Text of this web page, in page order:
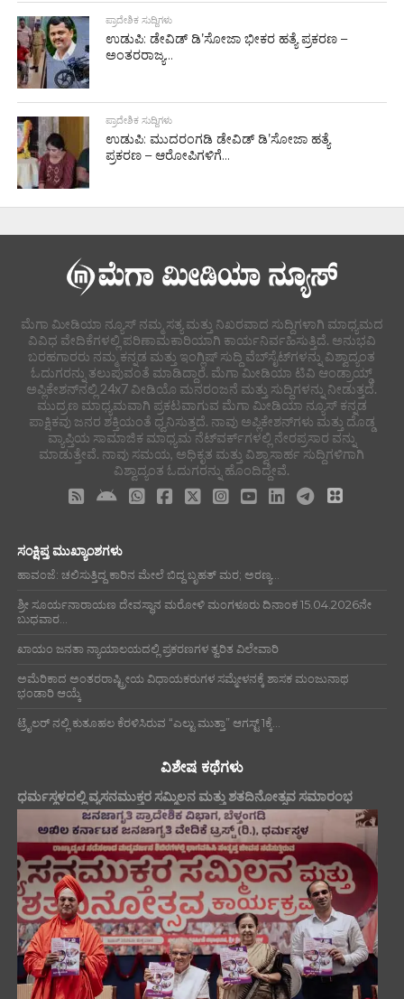
ಪ್ರಾದೇಶಿಕ ಸುದ್ದಿಗಳು
ಉಡುಪಿ: ಡೇವಿಡ್ ಡಿ’ಸೋಜಾ ಭೀಕರ ಹತ್ಯೆ ಪ್ರಕರಣ –
ಅಂತರರಾಜ್ಯ...
ಪ್ರಾದೇಶಿಕ ಸುದ್ದಿಗಳು
ಉಡುಪಿ: ಮುದರಂಗಡಿ ಡೇವಿಡ್ ಡಿ’ಸೋಜಾ ಹತ್ಯೆ
ಪ್ರಕರಣ – ಆರೋಪಿಗಳಿಗೆ...
ಮೆಗಾ ಮೀಡಿಯಾ ನ್ಯೂಸ್ ನಮ್ಮ ಸತ್ಯ ಮತ್ತು ನಿಖರವಾದ ಸುದ್ದಿಗಳಾಗಿ ಮಾಧ್ಯಮದ
ವಿವಿಧ ವೇದಿಕೆಗಳಲ್ಲಿ ಪರಿಣಾಮಕಾರಿಯಾಗಿ ಕಾರ್ಯನಿರ್ವಹಿಸುತ್ತಿದೆ. ಅನುಭವಿ
ಬರಹಗಾರರು ನಮ್ಮ ಕನ್ನಡ ಮತ್ತು ಇಂಗ್ಲಿಷ್ ಸುದ್ದಿ ವೆಬ್‌ಸೈಟ್‌ಗಳನ್ನು ವಿಶ್ವಾದ್ಯಂತ
ಓದುಗರನ್ನು ತಲುಪುವಂತೆ ಮಾಡಿದ್ದಾರೆ. ಮೆಗಾ ಮೀಡಿಯಾ ಟಿವಿ ಆಂಡ್ರಾಯ್ಡ್
ಅಪ್ಲಿಕೇಶನ್‌ನಲ್ಲಿ 24x7 ವೀಡಿಯೊ ಮನರಂಜನೆ ಮತ್ತು ಸುದ್ದಿಗಳನ್ನು ನೀಡುತ್ತದೆ.
ಮುದ್ರಣ ಮಾಧ್ಯಮವಾಗಿ ಪ್ರಕಟವಾಗುವ ಮೆಗಾ ಮೀಡಿಯಾ ನ್ಯೂಸ್ ಕನ್ನಡ
ಪಾಕ್ಷಿಕವು ಜನರ ಶಕ್ತಿಯಂತೆ ಧ್ವನಿಸುತ್ತದೆ. ನಾವು ಅಪ್ಲಿಕೇಶನ್‌ಗಳು ಮತ್ತು ದೊಡ್ಡ
ವ್ಯಾಪ್ತಿಯ ಸಾಮಾಜಿಕ ಮಾಧ್ಯಮ ನೆಟ್‌ವರ್ಕ್‌ಗಳಲ್ಲಿ ನೇರಪ್ರಸಾರ ವನ್ನು
ಮಾಡುತ್ತೇವೆ. ನಾವು ಸಮಯ, ಅಧಿಕೃತ ಮತ್ತು ವಿಶ್ವಾಸಾರ್ಹ ಸುದ್ದಿಗಳಿಗಾಗಿ
ವಿಶ್ವಾದ್ಯಂತ ಓದುಗರನ್ನು ಹೊಂದಿದ್ದೇವೆ.
ಸಂಕ್ಷಿಪ್ತ ಮುಖ್ಯಾಂಶಗಳು
ಹಾವಂಜೆ: ಚಲಿಸುತ್ತಿದ್ದ ಕಾರಿನ ಮೇಲೆ ಬಿದ್ದ ಬೃಹತ್ ಮರ; ಅರಣ್ಯ...
ಶ್ರೀ ಸೂರ್ಯನಾರಾಯಣ ದೇವಸ್ಥಾನ ಮರೋಳಿ ಮಂಗಳೂರು ದಿನಾಂಕ 15.04.2026ನೇ
ಬುಧವಾರ...
ಖಾಯಂ ಜನತಾ ನ್ಯಾಯಾಲಯದಲ್ಲಿ ಪ್ರಕರಣಗಳ ತ್ವರಿತ ವಿಲೇವಾರಿ
ಅಮೆರಿಕಾದ ಅಂತರರಾಷ್ಟ್ರೀಯ ವಿಧಾಯಕರುಗಳ ಸಮ್ಮೇಳನಕ್ಕೆ ಶಾಸಕ ಮಂಜುನಾಥ
ಭಂಡಾರಿ ಆಯ್ಕೆ
ಟ್ರೈಲರ್ ನಲ್ಲಿ ಕುತೂಹಲ ಕೆರಳಿಸಿರುವ “ಎಲ್ಟು ಮುತ್ತಾ” ಆಗಸ್ಟ್ 1ಕ್ಕೆ...
ವಿಶೇಷ ಕಥೆಗಳು
ಧರ್ಮಸ್ಥಳದಲ್ಲಿ ವ್ಯಸನಮುಕ್ತರ ಸಮ್ಮಿಲನ ಮತ್ತು ಶತದಿನೋತ್ಸವ ಸಮಾರಂಭ